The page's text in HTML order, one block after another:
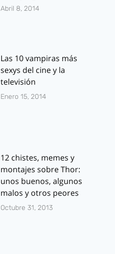
Abril 8, 2014
Las 10 vampiras más
sexys del cine y la
televisión
Enero 15, 2014
12 chistes, memes y
montajes sobre Thor:
unos buenos, algunos
malos y otros peores
Octubre 31, 2013